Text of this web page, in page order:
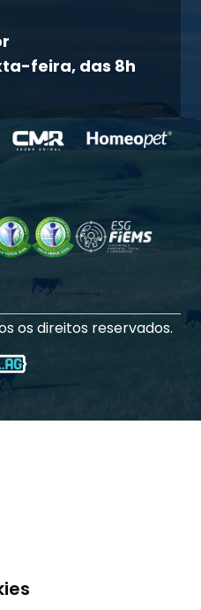
feira, das 8h
os direitos reservados.